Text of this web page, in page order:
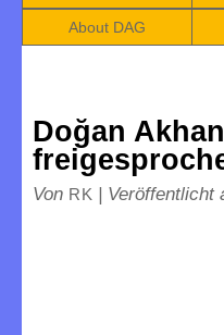
About DAG
Doğan
Von RK | Veröffentlicht